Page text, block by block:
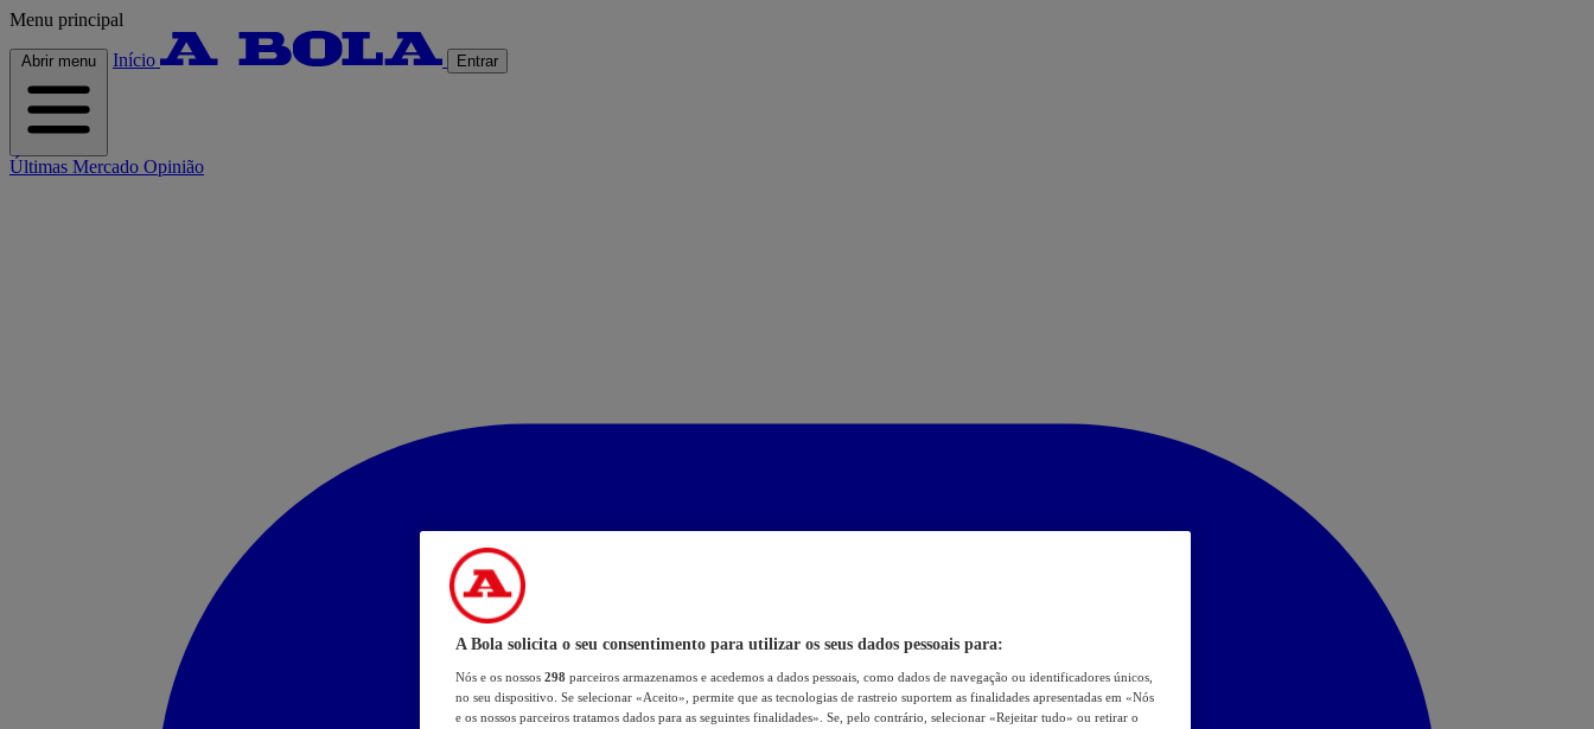
Menu principal
Abrir menu Início Entrar
Últimas Mercado Opinião
A Bola solicita o seu consentimento para utilizar os seus dados pessoais para:
Nós e os nossos 298 parceiros armazenamos e acedemos a dados pessoais, como dados de navegação ou identificadores únicos,
no seu dispositivo. Se selecionar «Aceito», permite que as tecnologias de rastreio suportem as finalidades apresentadas em «Nós
e os nossos parceiros tratamos dados para as seguintes finalidades». Se, pelo contrário, selecionar «Rejeitar tudo» ou retirar o